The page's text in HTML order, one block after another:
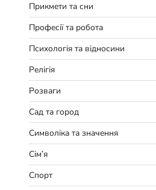
Прикмети та сни
Професії та робота
Психологія та відносини
Релігія
Розваги
Сад та город
Символіка та значення
Сім’я
Спорт